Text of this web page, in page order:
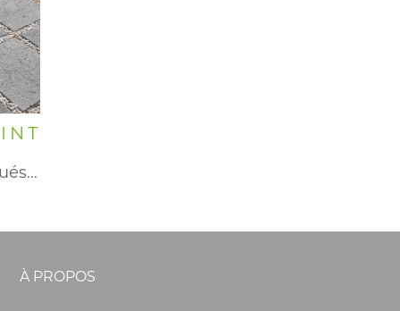
Grâce aux écarteurs situés sur…
À PROPOS